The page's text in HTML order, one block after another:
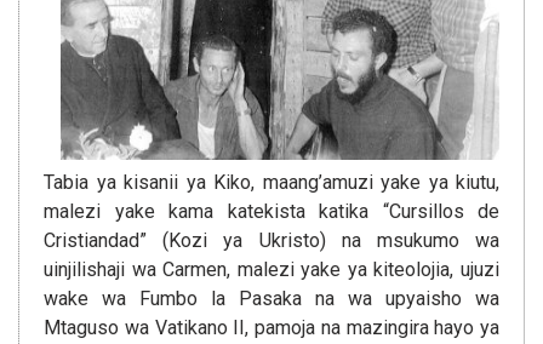
Tabia ya kisanii ya Kiko, maang’amuzi yake ya kiutu,
malezi yake kama katekista katika “Cursillos de
Cristiandad” (Kozi ya Ukristo) na msukumo wa
uinjilishaji wa Carmen, malezi yake ya kiteolojia, ujuzi
wake wa Fumbo la Pasaka na wa upyaisho wa
Mtaguso wa Vatikano II, pamoja na mazingira hayo ya